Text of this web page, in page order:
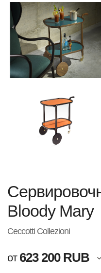
Bloody Mary
Ceccotti Collezioni
от 623 200 RUB